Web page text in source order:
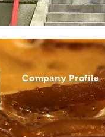
Company Profile